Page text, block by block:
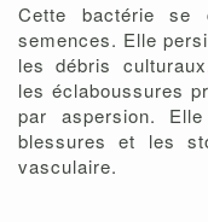
Cette bactérie se
semences. Elle
les débris
les éclaboussures
par aspersion.
blessures et les
vasculaire.